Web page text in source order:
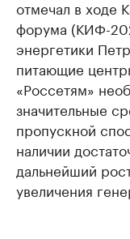
отмечал в ходе
форума (КИФ-
энергетики
питающие
«Россетям»
значительные
пропускной
наличии
дальнейший
увеличения